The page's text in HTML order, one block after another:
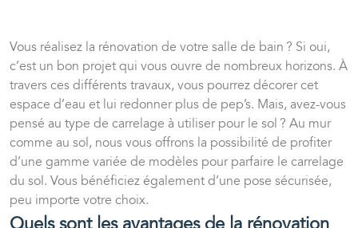
Vous réalisez la rénovation de votre salle de bain ? Si oui,
c’est un bon projet qui vous ouvre de nombreux horizons. À
travers ces différents travaux, vous pourrez décorer cet
espace d’eau et lui redonner plus de pep’s. Mais, avez-vous
pensé au type de carrelage à utiliser pour le sol ? Au mur
comme au sol, nous vous offrons la possibilité de profiter
d’une gamme variée de modèles pour parfaire le carrelage
du sol. Vous bénéficiez également d’une pose sécurisée,
peu importe votre choix.